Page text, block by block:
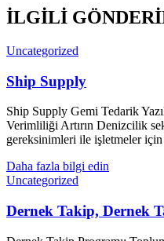
İLGİLİ
Uncategorized
Ship Supply
Ship Supply Gemi Tedarik
Verimliliği Artırın Denizcilik
gereksinimleri ile işletmeler
Daha fazla bilgi edin
Uncategorized
Dernek Takip, Dernek